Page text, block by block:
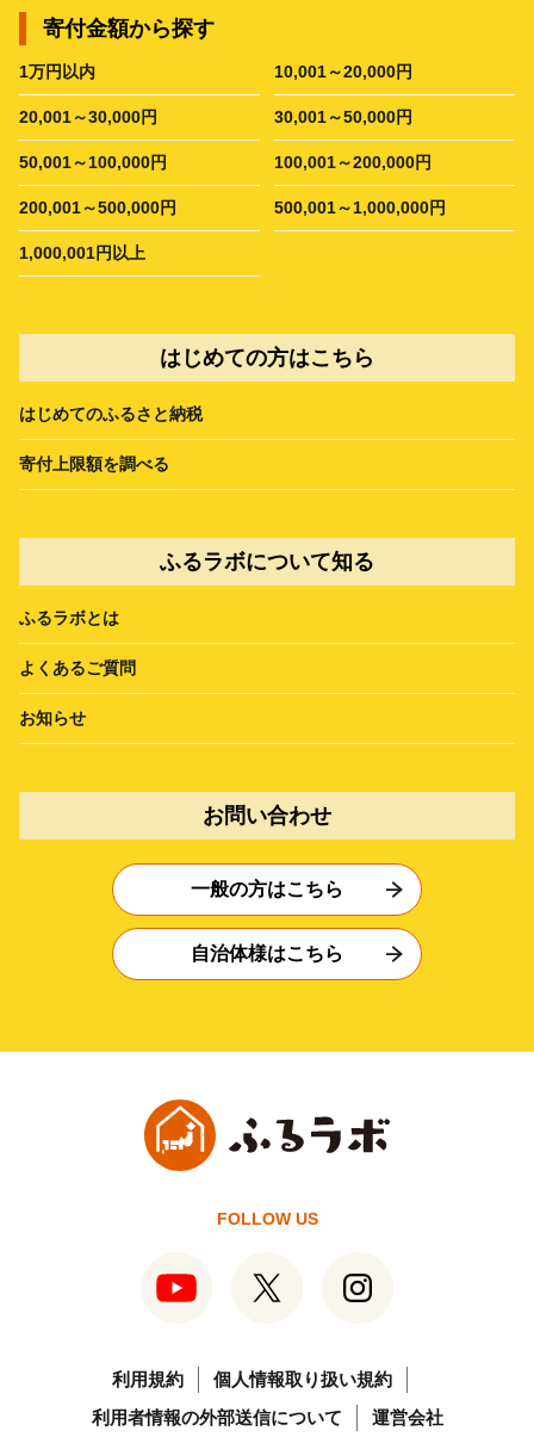
寄付金額から探す
1万円以内 10,001～20,000円
20,001～30,000円 30,001～50,000円
50,001～100,000円 100,001～200,000円
200,001～500,000円 500,001～1,000,000円
1,000,001円以上
はじめての方はこちら
はじめてのふるさと納税
寄付上限額を調べる
ふるラボについて知る
ふるラボとは
よくあるご質問
お知らせ
お問い合わせ
一般の方はこちら
自治体様はこちら
FOLLOW US
利用規約
個人情報取り扱い規約
利用者情報の外部送信について
運営会社